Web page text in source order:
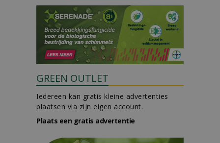
GREEN OUTLET
Iedereen kan gratis kleine advertenties
plaatsen via zijn eigen account.
Plaats een gratis advertentie